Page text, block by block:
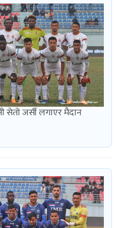
जर्सी लगाएर मैदान